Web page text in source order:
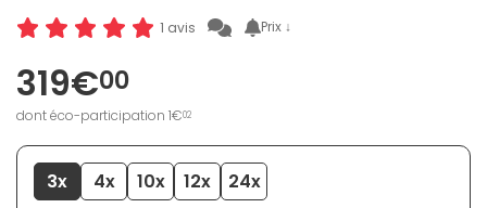
1 avis Prix ↓
319€00
dont éco-participation 1€02
3x 4x 10x 12x
24x